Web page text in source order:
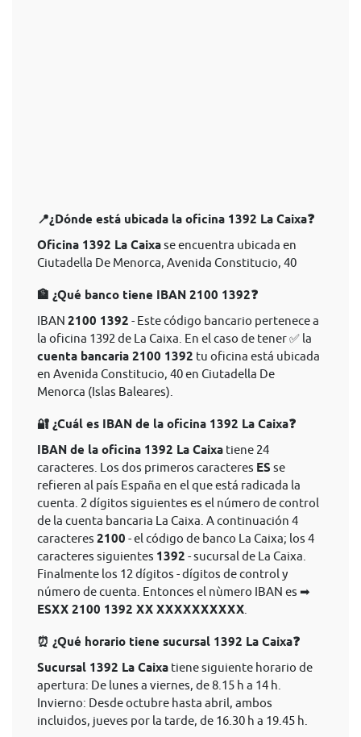
📍¿Dónde está ubicada la oficina 1392 La Caixa❓
Oficina 1392 La Caixase encuentra ubicada en
Ciutadella De Menorca, Avenida Constitucio, 40
🏦 ¿Qué banco tiene IBAN 2100 1392❓
IBAN 2100 1392 - Este código bancario pertenece a
la oficina 1392 de La Caixa. En el caso de tener ✅ la
cuenta bancaria 2100 1392 tu oficina está ubicada
en Avenida Constitucio, 40 en Ciutadella De
Menorca (Islas Baleares).
🔐 ¿Cuál es IBAN de la oficina 1392 La Caixa❓
IBAN de la oficina 1392 La Caixa tiene 24
caracteres. Los dos primeros caracteres ES se
refieren al país España en el que está radicada la
cuenta. 2 dígitos siguientes es el número de control
de la cuenta bancaria La Caixa. A continuación 4
caracteres 2100 - el código de banco La Caixa; los 4
caracteres siguientes 1392 - sucursal de La Caixa.
Finalmente los 12 dígitos - dígitos de control y
número de cuenta. Entonces el nùmero IBAN es ➡
ESXX 2100 1392 XX XXXXXXXXXX
⏰ ¿Qué horario tiene sucursal 1392 La Caixa❓
Sucursal 1392 La Caixa tiene siguiente horario de
apertura: De lunes a viernes, de 8.15 h a 14 h.
Invierno: Desde octubre hasta abril, ambos
incluidos, jueves por la tarde, de 16.30 h a 19.45 h.